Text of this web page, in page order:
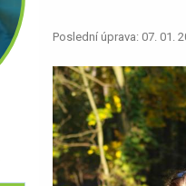
Poslední úprava: 07. 01.